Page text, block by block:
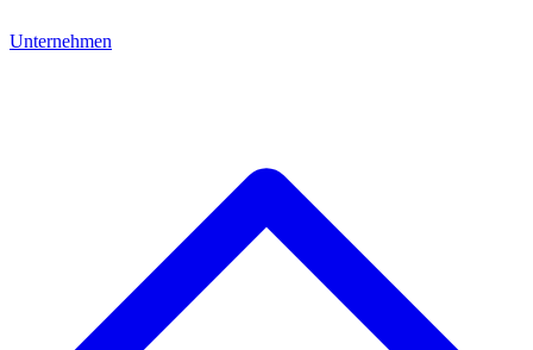
Unternehmen